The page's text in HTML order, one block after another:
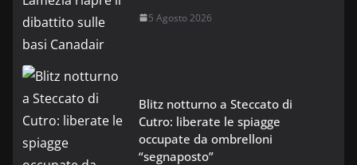
5 Agosto 2026
Blitz notturno a Steccato di
Cutro: liberate le spiagge
occupate da ombrelloni
“segnaposto”